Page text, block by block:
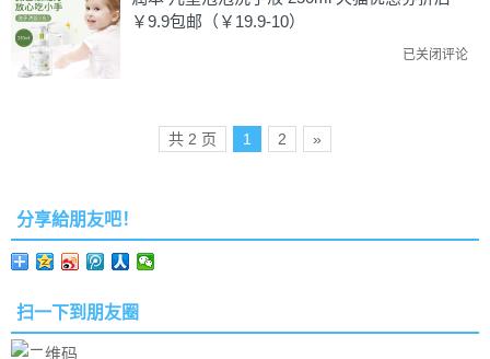
￥9.9包邮（￥19.9-10）
已关闭评论
共 2 页 1 2 »
分享給朋友吧！
扫一下到朋友圈